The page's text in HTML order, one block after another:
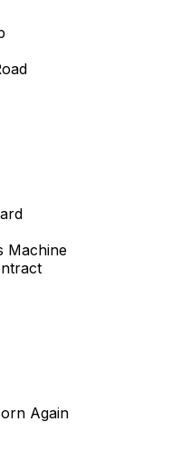
Machine
Again